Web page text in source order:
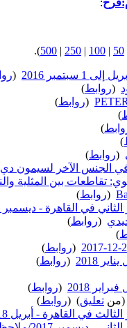
:
50
|
100
|
250
|
500
).
(
(روابط)
(روابط)
)
)
)
(روابط)
الجنس الآخر لسيمون دي
تقاطعات بين المثلية
(روابط)
في القاهرة - ديسمبر 2017
(روابط)
)
(روابط)
2018
(روابط)
2018
(روابط)
(من تعليق) ‏
(روابط)
في القاهرة - أبريل 2018